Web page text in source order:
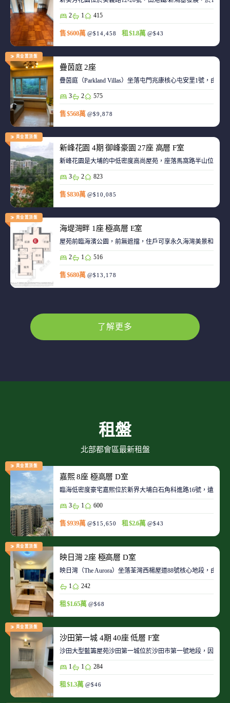
2 1 415
售 $600萬 @$14,458 租 $1.8萬 @$43
黃金置頂盤
疊茵庭 2座
疊茵庭（Parkland Villas）坐落屯門兆康核心屯安里1號，由
3 2 575
售 $568萬 @$9,878
黃金置頂盤
新峰花園 4期 御峰豪園 27座 高層 F室
新峰花園是大埔的中低密度高尚屋苑，座落馬窩路半山位置
3 2 823
售 $830萬 @$10,085
黃金置頂盤
海堤灣畔 1座 極高層 E室
屋苑前臨海濱公園，前無遮擋，住戶可享永久海灣美景和赤
2 1 516
售 $680萬 @$13,178
了解更多
租盤
北部都會區最新租盤
黃金置頂盤
嘉熙 8座 極高層 D室
臨海低密度豪宅嘉熙位於新界大埔白石角科進路16號，遠離
3 1 600
售 $939萬 @$15,650 租 $2.6萬 @$43
黃金置頂盤
映日灣 2座 極高層 D室
映日灣（The Aurora）坐落荃灣西楊屋道88號核心地段，由
1 242
租 $1.65萬 @$68
黃金置頂盤
沙田第一城 4期 40座 低層 F室
沙田大型藍籌屋苑沙田第一城位於沙田市第一號地段，因此
1 1 284
租 $1.3萬 @$46